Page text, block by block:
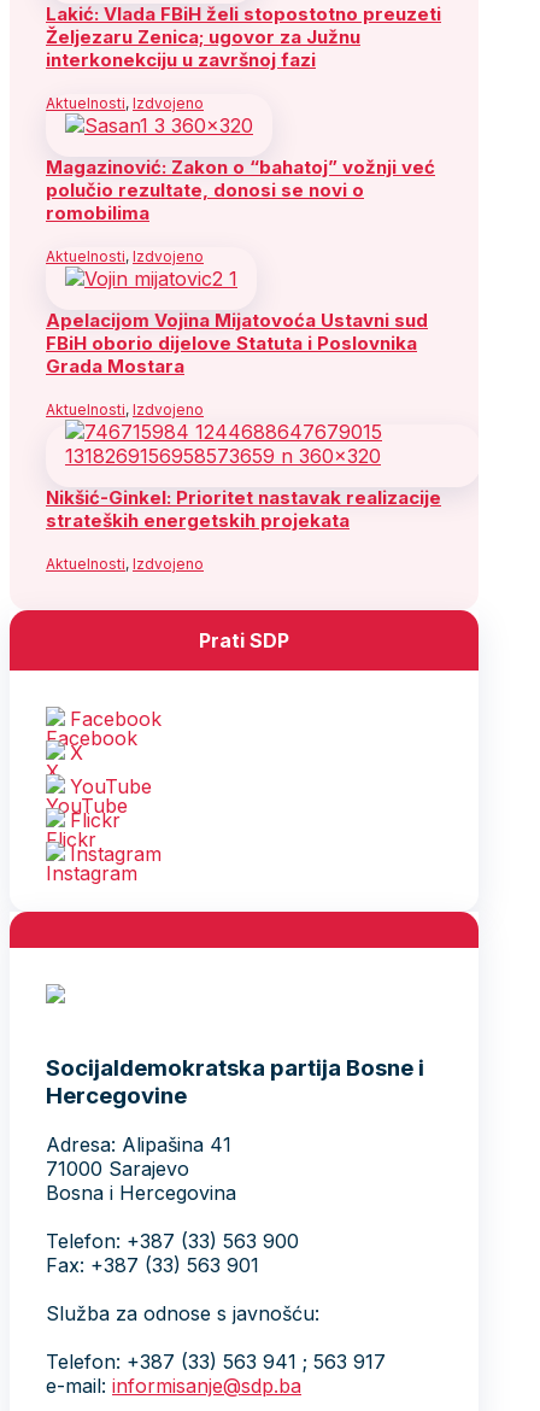
Lakić: Vlada FBiH želi stopostotno preuzeti
Željezaru Zenica; ugovor za Južnu
interkonekciju u završnoj fazi
Aktuelnosti, Izdvojeno
Magazinović: Zakon o “bahatoj” vožnji već
polučio rezultate, donosi se novi o
romobilima
Aktuelnosti, Izdvojeno
Apelacijom Vojina Mijatovoća Ustavni sud
FBiH oborio dijelove Statuta i Poslovnika
Grada Mostara
Aktuelnosti, Izdvojeno
Nikšić-Ginkel: Prioritet nastavak realizacije
strateških energetskih projekata
Aktuelnosti, Izdvojeno
Prati SDP
Facebook
X
YouTube
Flickr
Instagram
Socijaldemokratska partija Bosne i
Hercegovine
Adresa: Alipašina 41
71000 Sarajevo
Bosna i Hercegovina
Telefon: +387 (33) 563 900
Fax: +387 (33) 563 901
Služba za odnose s javnošću:
Telefon: +387 (33) 563 941 ; 563 917
e-mail: informisanje@sdp.ba